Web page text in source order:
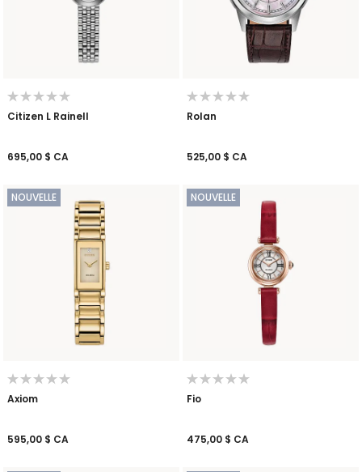
Citizen L Rainell
695,00 $ CA
Rolan
525,00 $ CA
NOUVELLE
Axiom
595,00 $ CA
NOUVELLE
Fio
475,00 $ CA